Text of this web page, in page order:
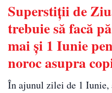
Superstiții de
trebuie să facă
mai și 1 Iunie
noroc asupra
În ajunul zilei de 1